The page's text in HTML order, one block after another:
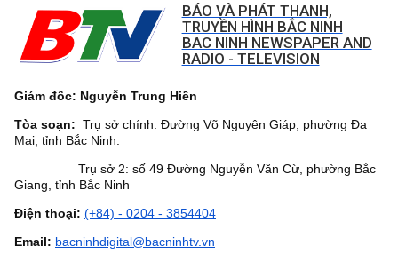
BÁO VÀ PHÁT THANH,
TRUYỀN HÌNH BẮC NINH
BAC NINH NEWSPAPER AND
RADIO - TELEVISION
Giám đốc: Nguyễn Trung Hiền
Tòa soạn: Trụ sở chính: Đường Võ Nguyên Giáp, phường Đa
Mai, tỉnh Bắc Ninh.
Trụ sở 2: số 49 Đường Nguyễn Văn Cừ, phường Bắc
Giang, tỉnh Bắc Ninh
Điện thoại: (+84) - 0204 - 3854404
Email: bacninhdigital@bacninhtv.vn